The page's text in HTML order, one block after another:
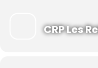
CRP Les